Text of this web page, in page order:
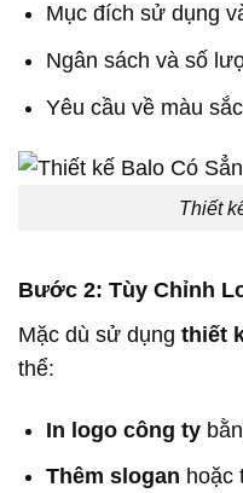
Mục đích sử dụng
Ngân sách và số
Yêu cầu về màu
Thiết
Bước 2: Tùy Chỉnh
Mặc dù sử dụng thiết
thể:
In logo công ty
Thêm slogan hoặc